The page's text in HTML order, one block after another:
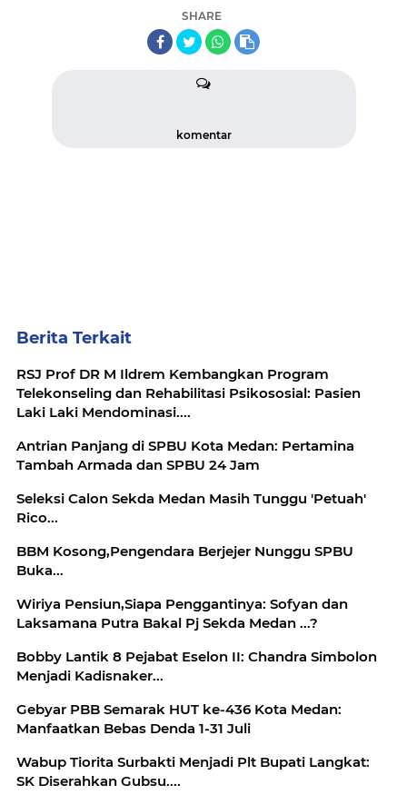
SHARE
komentar
Berita Terkait
RSJ Prof DR M Ildrem Kembangkan Program
Telekonseling dan Rehabilitasi Psikososial: Pasien
Laki Laki Mendominasi....
Antrian Panjang di SPBU Kota Medan: Pertamina
Tambah Armada dan SPBU 24 Jam
Seleksi Calon Sekda Medan Masih Tunggu 'Petuah'
Rico...
BBM Kosong,Pengendara Berjejer Nunggu SPBU
Buka...
Wiriya Pensiun,Siapa Penggantinya: Sofyan dan
Laksamana Putra Bakal Pj Sekda Medan ...?
Bobby Lantik 8 Pejabat Eselon II: Chandra Simbolon
Menjadi Kadisnaker...
Gebyar PBB Semarak HUT ke-436 Kota Medan:
Manfaatkan Bebas Denda 1-31 Juli
Wabup Tiorita Surbakti Menjadi Plt Bupati Langkat:
SK Diserahkan Gubsu....